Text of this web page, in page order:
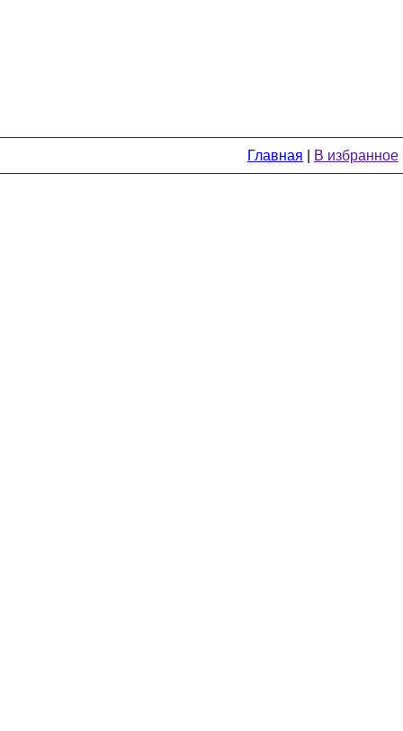
Главная В избранное